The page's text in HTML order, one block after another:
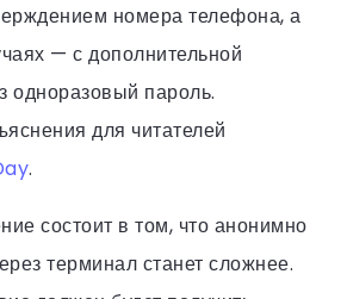
номера телефона, а
— с дополнительной
одноразовый пароль.
для читателей
.
состоит в том, что анонимно
терминал станет сложнее.